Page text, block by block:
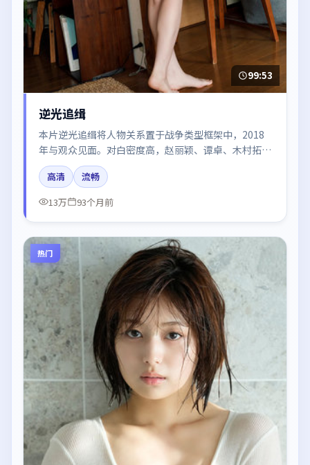
99:53
逆光追缉
本片逆光追缉将人物关系置于战争类型框架中，2018
年与观众见面。对白密度高，赵丽颖、谭卓、木村拓哉
的台词节奏值得关注；整体气质偏中国大陆都市与冷色
调摄影。
高清
流畅
13万
93个月前
热门